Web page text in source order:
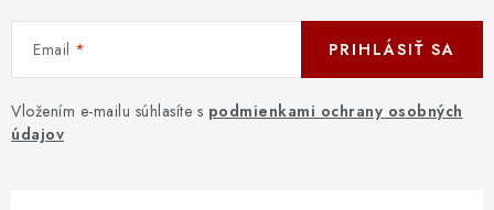
Email
Vložením e-mailu súhlasíte s podmienkami ochrany osobných
údajov
PRIHLÁSIŤ SA